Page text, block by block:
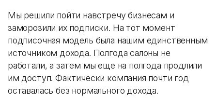
Мы решили пойти навстречу бизнесам и
заморозили их подписки. На тот момент
подписочная модель была нашим единственным
источником дохода. Полгода салоны не
работали, а затем мы еще на полгода продлили
им доступ. Фактически компания почти год
оставалась без нормального дохода.